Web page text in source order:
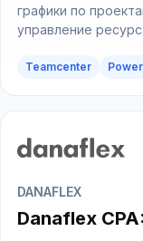
графики по
управление
Teamcenter
DANAFLEX
Danaflex
оценка 360